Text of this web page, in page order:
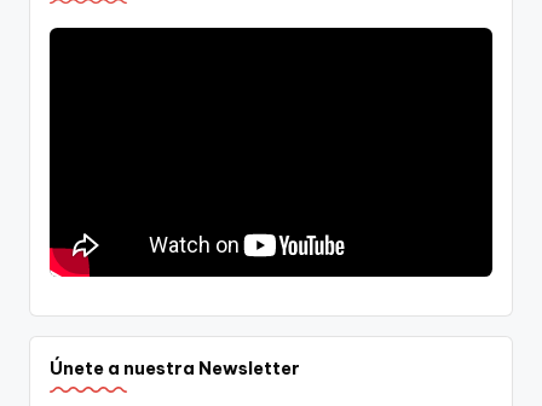
Únete a nuestra Newsletter